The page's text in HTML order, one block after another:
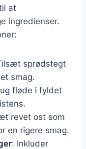
at
ingredienser.
sprødstegt
smag.
fløde i fyldet
revet ost som
en rigere smag.
: Inkluder